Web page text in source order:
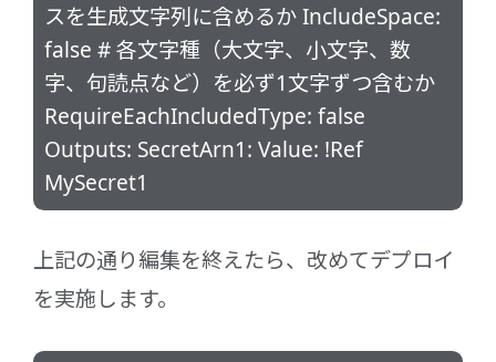
スを生成文字列に含めるか IncludeSpace:
false # 各文字種（大文字、小文字、数
字、句読点など）を必ず1文字ずつ含むか
RequireEachIncludedType: false
Outputs: SecretArn1: Value: !Ref
MySecret1
上記の通り編集を終えたら、改めてデプロイ
を実施します。